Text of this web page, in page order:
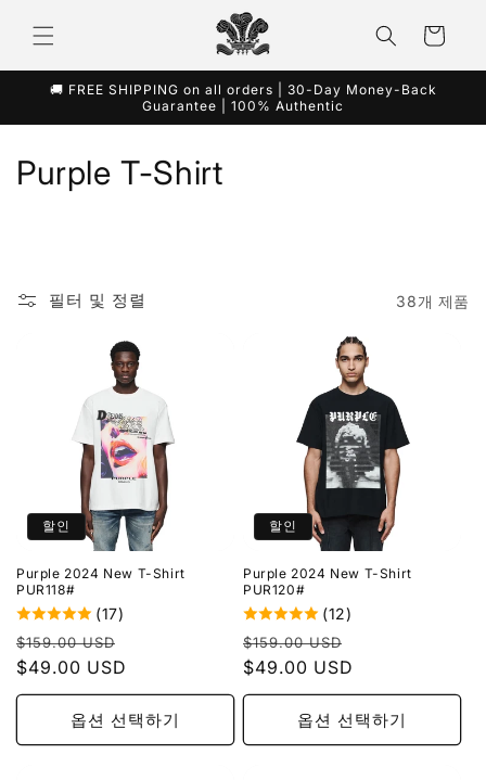
로 건너
뛰기
트
🚚 FREE SHIPPING on all orders | 30-Day Money-Back
Guarantee | 100% Authentic
컬
:
Purple T-Shirt
필터 및 정렬 38개 제품
할인
Purple 2024 New T-Shirt
PUR118#
(17)
정
가
$159.00 USD
가
$49.00 USD
옵션 선택하기
할인
Purple 2024 New T-Shirt
PUR120#
(12)
정
가
$159.00 USD
가
$49.00 USD
옵션 선택하기